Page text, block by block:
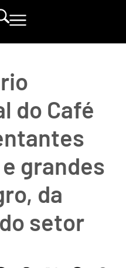
do Café
grandes
da
setor